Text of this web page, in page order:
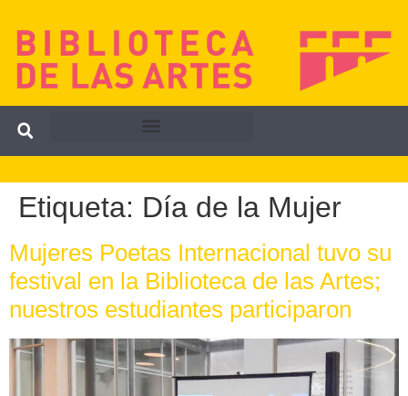
Etiqueta: Día de la Mujer
Mujeres Poetas Internacional tuvo su
festival en la Biblioteca de las Artes;
nuestros estudiantes participaron